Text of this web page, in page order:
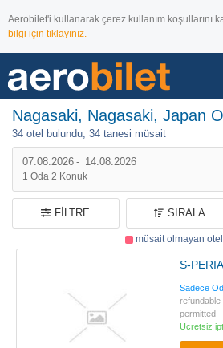
Aerobilet'i kullanarak çerez kullanım koşullarını
bilgi için tıklayınız.
07.08.2026 - 14.08.2026
1 Oda 2 Konuk
Nagasaki, Nagasaki, Japan
34 otel bulundu, 34 tanesi müsait
müsait olmayan
FILTRE SIRALA
S-
Sadece
refundable
permitted
Ücretsiz